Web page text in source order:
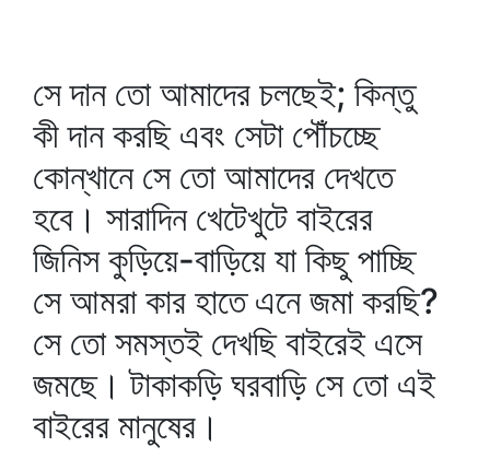
সে দান তো আমাদের চলছেই; কিন্তু
কী দান করছি এবং সেটা পৌঁচচ্ছে
কোন্‌খানে সে তো আমাদের দেখতে
হবে। সারাদিন খেটেখুটে বাইরের
জিনিস কুড়িয়ে-বাড়িয়ে যা কিছু পাচ্ছি
সে আমরা কার হাতে এনে জমা করছি?
সে তো সমস্তই দেখছি বাইরেই এসে
জমছে। টাকাকড়ি ঘরবাড়ি সে তো এই
বাইরের মানুষের।